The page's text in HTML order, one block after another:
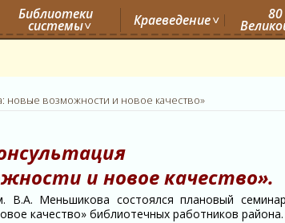
Библиотеки
системы Краеведение
новые возможности и новое качество»
и новое качество».
В.А. Меньшикова состоялся плановый
качество» библиотечных работников района.